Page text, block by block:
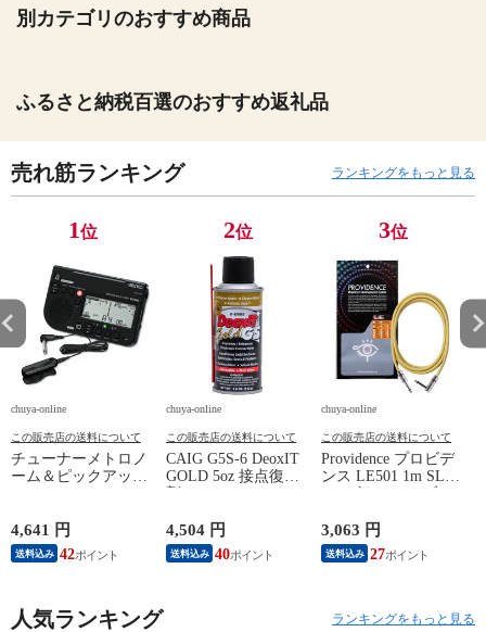
別カテゴリのおすすめ商品
ふるさと納税百選のおすすめ返礼品
売れ筋ランキング ランキングをもっと見る
1位
chuya-online
この販売店の送料について
チューナーメトロノ
ーム＆ピックアップ
スペシャルパック ブ
ラック
4,641 円
送料込み 42
2位
chuya-online
この販売店の送料について
CAIG G5S-6 DeoxIT
GOLD 5oz 接点復活
剤
4,504 円
送料込み 40
3位
chuya-online
この販売店の送料について
Providence プロビデ
ンス LE501 1m SL
YL ギターケーブル
3,063 円
送料込み 27
人気ランキング ランキングをもっと見る